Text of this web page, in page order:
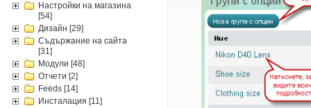
Настройки на магазина
[54]
Дизайн [29]
Съдържание на сайта
[31]
Модули [48]
Отчети [2]
Feeds [14]
Инсталация [11]